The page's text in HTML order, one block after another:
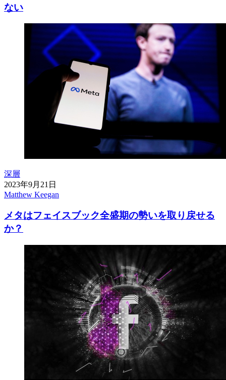
ない
深層
2023年9月21日
Matthew Keegan
メタはフェイスブック全盛期の勢いを取り戻せる
か？